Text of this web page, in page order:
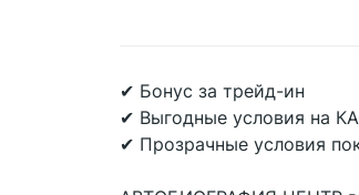
✔ Бонус за трейд-ин
✔ Выгодные условия на
✔ Прозрачные условия